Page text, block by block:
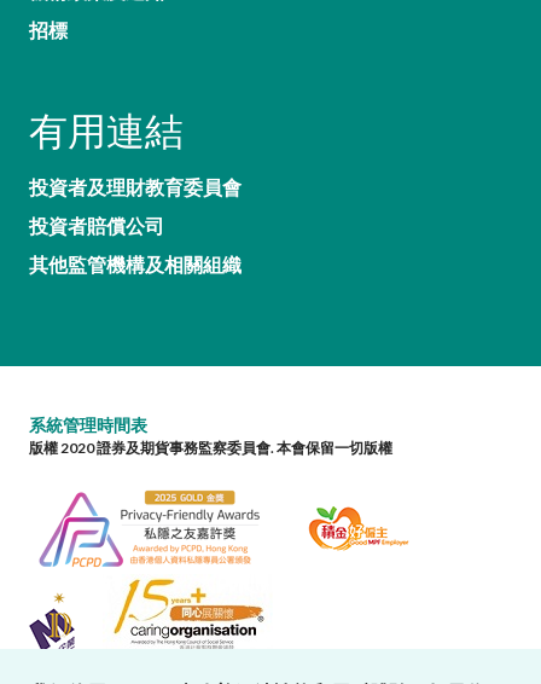
招標
有用連結
投資者及理財教育委員會
投資者賠償公司
其他監管機構及相關組織
系統管理時間表
版權 2020 證券及期貨事務監察委員會. 本會保留一切版權